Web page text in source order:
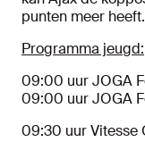
punten meer
Programma jeugd:
09:00 uur JOGA
09:00 uur JOGA
09:30 uur Vitesse